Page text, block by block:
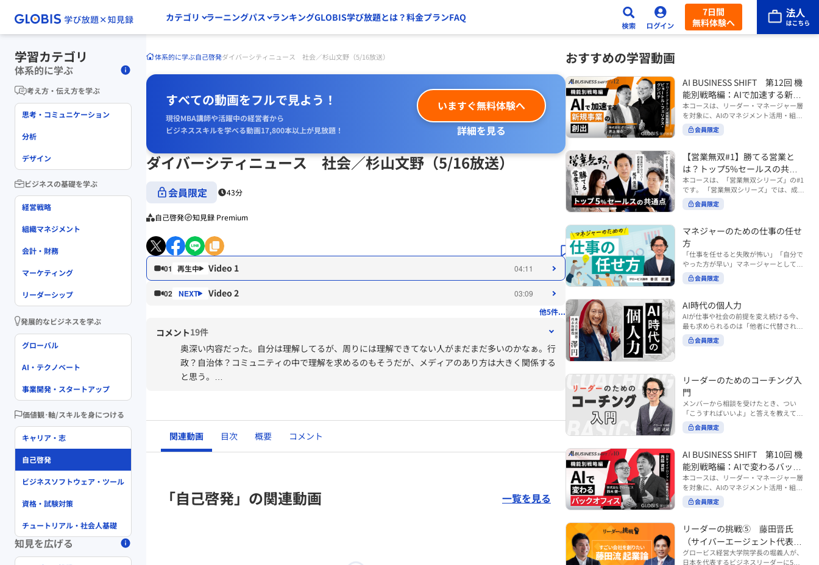
カテゴリ ラーニングパス ランキングGLOBIS学び放題とは？料金プランFAQ
7日間
無料体験へ
体系的に学ぶ自己啓発ダイバーシティニュース 社会／杉山文野（5/16放送）
すべての動画をフルで見よう！
現役MBA講師や活躍中の経営者から
ビジネススキルを学べる動画17,800本以上が見放題！
いますぐ無料体験へ
詳細を見る
ダイバーシティニュース 社会／杉山文野（5/16放送）
会員限定 43分
自己啓発 知見録 Premium
01 Video 1 04:11
02 Video 2
03:09
他5件...
コメント19件
奥深い内容だった。自分は理解してるが、周りには理解できてない人がまだまだ多いのかなぁ。行
政？自治体？コミュニティの中で理解を求めるのもそうだが、メディアのあり方は大きく関係する
と思う。
関連動画 目次 概要 コメント
「自己啓発」の関連動画 一覧を見る
おすすめの学習動画
AI BUSINESS SHIFT 第12回 機
能別戦略編：AIで加速する新規
事業の創出
本コースは、リーダー・マネージャー層
を対象に、AIのマネジメント活用・組織
活用を体系的に学ぶ 『AI BUSINESS SHI
FTシリーズ（全12回）』の第12回で
る新規事業の創出」では、新規事業やス
タートアップを取り巻く環境がどのよう
に変化しているのかを俯瞰し、新たな価
値創造と非連続な成長を生み出すため
に、AI時代における事業機会の捉え方
や、成功確率を高めるための考え方につ
携わるリーダー・マネージャーの方 ・AI
を活用して事業創出のスピードや成功確
率を高めたい方 ・AI時代における新規事
業リーダーの役割やマインドセットを学
びたい方 ■AIシフトシリーズとは？ 『AI
BUSINESS SHIFTシリーズ』は以下の3
す。（順次公開） https://unlimited.glo
bis.co.jp/ja/tags/AI%E3%83%93%E3%8
2%B8%E3%83%8D%E3%82%B9%E3%
82%B7%E3%83%95%E3%83%88 ・基
礎編（第1回〜3回）：リーダーやマネー
のリーダーシップや組織変革を中心に学
ぶコース ・機能別戦略編（第8回〜12
回）：AI時代における機能別での戦略の
あり方を中心に学ぶコース より実践的な
AIツールの活用法について学びたい方は
『AI WORK SHIFTシリーズ』をご視聴く
3%BC%E3%82%AF%E3%82%B7%E3%
83%95%E3%83%88 ※本コースは、AIの
マネジメント活用を学ぶ「AIビジネスシ
フト」シリーズの一環として提供してい
ます。 ※本動画は、制作時点の情報に基
づき作成したものです（2026年03月制
会員限定
【営業無双#1】勝てる営業と
は？トップ5%セールスの共通
点
本コースは、「営業無双シリーズ」の#1
です。 「営業無双シリーズ」では、成約
率アップに向けて、お客様に選ばれ続け
る無双の営業になるための実践的な考え
（#2以降は順次公開） 本コースでは、
「勝てる営業とは？トップ5%セールス
の共通点」をテーマに BtoBでお客様に
選ばれる営業の役割 トップ5％のセール
スに共通する行動や考え方 成果につなが
る実践的なポイント などを解説します。
◾️こんな方におすすめ 提案しても顧客に
が多い方 顧客の本当の課題や決裁者の判
断基準をつかみきれず、案件が前に進ま
ない方 再現性のある営業テクニックを身
につけたい方 ※本動画は、制作時点の情
報に基づき作成したものです（2026年7
会員限定
マネジャーのための仕事の任せ
方
「仕事を任せると失敗が怖い」「自分で
やった方が早い」マネージャーとしてメ
ンバーやチームの力を引き出しながら成
果を上げるには、どのように仕事を任せ
い時代において、マネージャーとして成
果を上げ続けるためには、メンバーの個
性や特性を理解し、それに合わせた効果
的な任せ方を身につけることが重要で
す。このコースでは、ソーシャルスタイ
し、自身のリーダーシップを発揮できる
ようになっていきます。 ※本動画は、制
作時点の情報に基づき作成したものです
（2024年12月制作）
会員限定
AI時代の個人力
AIが仕事や社会の前提を変え続ける今、
最も求められるのは「他者に代替されな
い個としての力」“個人力”です。 本コー
スでは、澤円氏の著書『個人力』をもと
ーマは、「Being（ありたい自分）」を
中心に据え、自ら考え（Think）、変化
し（Transform）、協働する（Collabor
ate）ことで、自分らしい価値を発揮し
ていくこと。 リスキリングやAI活用が叫
ばれる今こそ、スキルより先に“自分の
軸”を問うことが重要です。 あなたは何
か？ このコースは、あなたが“ありたい
自分”として生き、キャリアをデザイン
していくための思考と行動のガイドにな
ります。 ※本動画は、制作時点の情報に
基づき作成したものです（2025年11月
制作）
会員限定
リーダーのためのコーチング入
門
メンバーから相談を受けたとき、つい
「こうすればいいよ」と答えを教えてし
まう。 あるいは、「自分で考えてほし
い」と思うあまり、すべて任せきりにし
つつ、自律的に仕事を進めてもらうため
にはどうすればよいのか。 こうした悩み
に直面するリーダー・マネージャーの方
は多いのではないでしょうか。 変化が激
しく、正解のない現代においては、指示
や助言にとどまらず、メンバーの思考を
引き出し、自律的な行動を促す「コーチ
す。 本コースでは、基礎的なコーチング
の考え方を押さえたうえで、実際の職場
で起こりがちな事例をもとに、相手の思
考と行動を引き出す関わり方を学びま
会員限定
AI BUSINESS SHIFT 第10回 機
能別戦略編：AIで変わるバック
オフィス
本コースは、リーダー・マネージャー層
を対象に、AIのマネジメント活用・組織
活用を体系的に学ぶ 『AI BUSINESS SHI
FTシリーズ（全12回）』の第10回で
バックオフィス」では、人事・総務・労
務・経理・情報システムなどのバックオ
フィス領域において、定型業務の自動化
や効率化といった現場レベルのAI活用だ
会員限定
リーダーの挑戦⑤ 藤田晋氏
（サイバーエージェント代表取
締役）
グロービス経営大学院学長の堀義人が、
日本を代表するビジネスリーダーに5つ
学習カテゴリ
体系的に学ぶ
考え方・伝え方を学ぶ
思考・コミュニケーション
分析
デザイン
ビジネスの基礎を学ぶ
経営戦略
組織マネジメント
会計・財務
マーケティング
リーダーシップ
発展的なビジネスを学ぶ
グローバル
AI・テクノベート
事業開発・スタートアップ
価値観･軸/スキルを身につける
キャリア・志
自己啓発
ビジネスソフトウェア・ツール
資格・試験対策
チュートリアル・社会人基礎
知見を広げる